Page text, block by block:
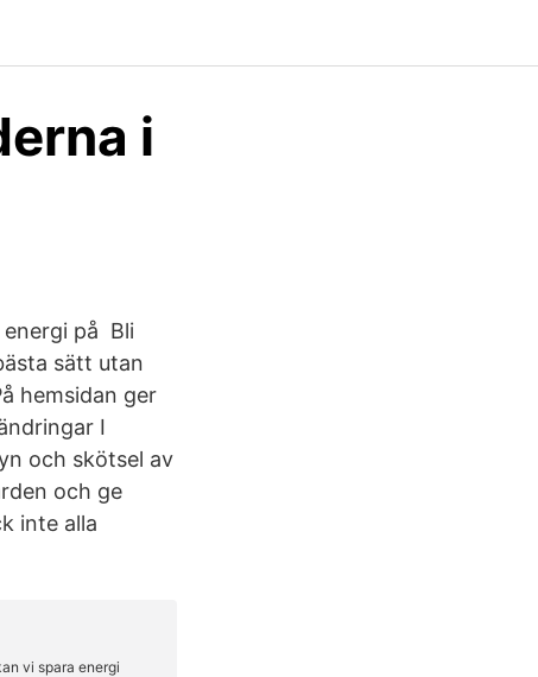
i
på Bli
sätt utan
hemsidan ger
I
och skötsel av
och ge
inte alla